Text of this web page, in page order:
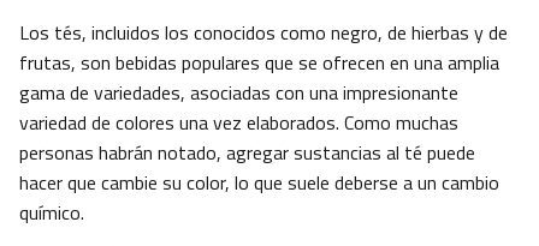
Los tés, incluidos los conocidos como negro, de hierbas y de
frutas, son bebidas populares que se ofrecen en una amplia
gama de variedades, asociadas con una impresionante
variedad de colores una vez elaborados. Como muchas
personas habrán notado, agregar sustancias al té puede
hacer que cambie su color, lo que suele deberse a un cambio
químico.